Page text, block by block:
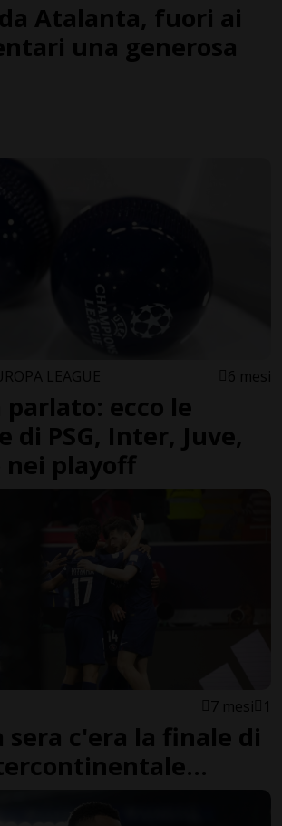
Atalanta, fuori ai
una generosa
LEAGUE 6 mesi
ecco le
di PSG, Inter, Juve,
nei playoff
7 mesi 1
sera c'era la finale di